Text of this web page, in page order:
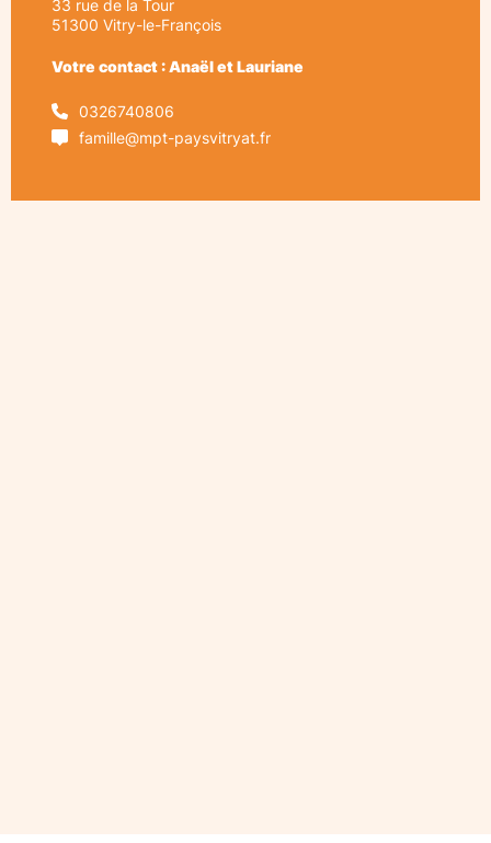
33 rue de la Tour
51300Vitry-le-François
Votre contact : Anaël et Lauriane
0326740806
famille@mpt-paysvitryat.fr